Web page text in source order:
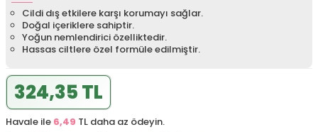
Cildi dış etkilere karşı korumayı sağlar.
Doğal içeriklere sahiptir.
Yoğun nemlendirici özelliktedir.
Hassas ciltlere özel formüle edilmiştir.
324,35 TL
Havale ile 6,49 TL daha az ödeyin.